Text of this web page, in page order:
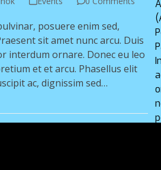
posuere enim sed,
sit amet nunc arcu. Duis
interdum ornare. Donec eu leo
et et arcu. Phasellus elit
ac, dignissim sed…